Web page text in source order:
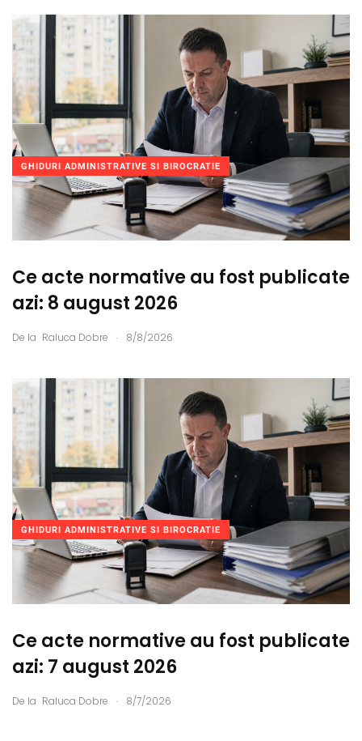
GHIDURI ADMINISTRATIVE SI BIROCRATIE
Ce acte normative au fost publicate
azi: 8 august 2026
De la Raluca Dobre . 8/8/2026
GHIDURI ADMINISTRATIVE SI BIROCRATIE
Ce acte normative au fost publicate
azi: 7 august 2026
De la Raluca Dobre . 8/7/2026